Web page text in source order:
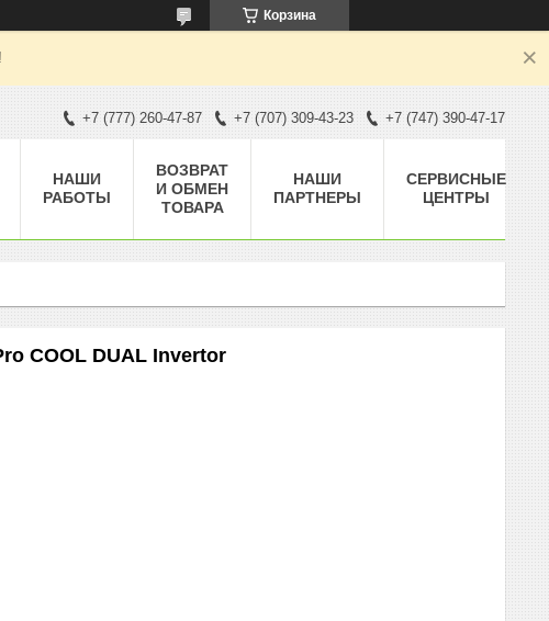
Корзина
+7 (777) 260-47-87 +7 (707) 309-43-23 +7 (747) 390-47-17
НАШИ
РАБОТЫ
ВОЗВРАТ
И ОБМЕН
ТОВАРА
НАШИ
ПАРТНЕРЫ
СЕРВИСНЫЕ
ЦЕНТРЫ
COOL DUAL Invertor